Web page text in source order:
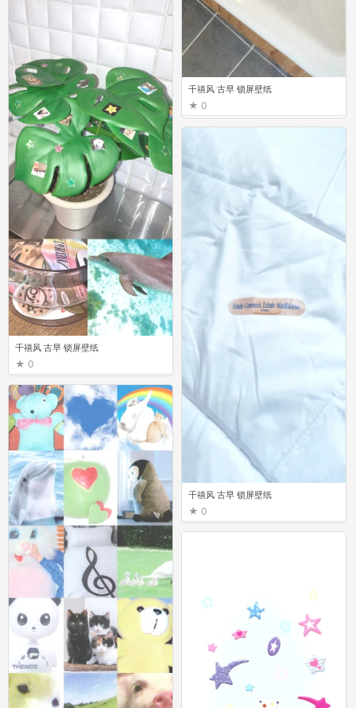
千禧风 古早 锁屏壁纸
0
千禧风 古早 锁屏壁纸
0
千禧风 古早 锁屏壁纸
0